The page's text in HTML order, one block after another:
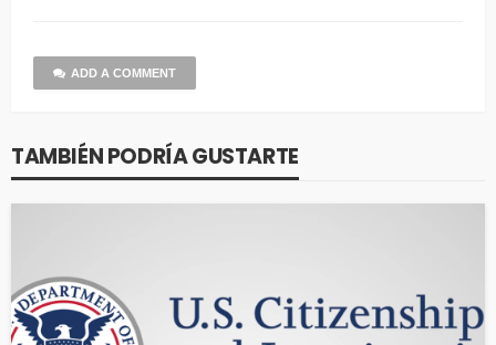
ADD A COMMENT
TAMBIÉN PODRÍA GUSTARTE